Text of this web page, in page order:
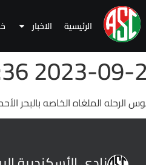
الرئيسية الاخبار
الرحله الملغاه الخاصه بالبحر